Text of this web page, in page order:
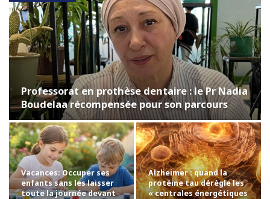
Professorat en prothèse dentaire : le Pr Nadia
Boudelaa récompensée pour son parcours
Vacances: Occuper ses
enfants sans les laisser
toute la journée devant
Alzheimer : quand la
protéine tau dérègle les
« centrales énergétiques